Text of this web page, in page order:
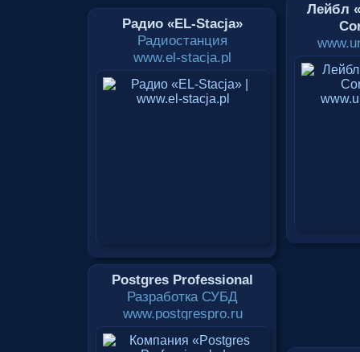
Радио «EL-Stacja»
Радиостанция
www.el-stacja.pl
Лейбл
Postgres Professional
Разработка СУБД
www.postgrespro.ru